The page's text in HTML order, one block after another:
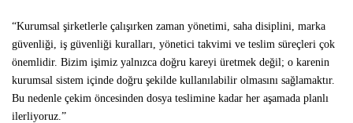
“Kurumsal şirketlerle çalışırken zaman yönetimi, saha disiplini, marka
güvenliği, iş güvenliği kuralları, yönetici takvimi ve teslim süreçleri çok
önemlidir. Bizim işimiz yalnızca doğru kareyi üretmek değil; o karenin
kurumsal sistem içinde doğru şekilde kullanılabilir olmasını sağlamaktır.
Bu nedenle çekim öncesinden dosya teslimine kadar her aşamada planlı
ilerliyoruz.”